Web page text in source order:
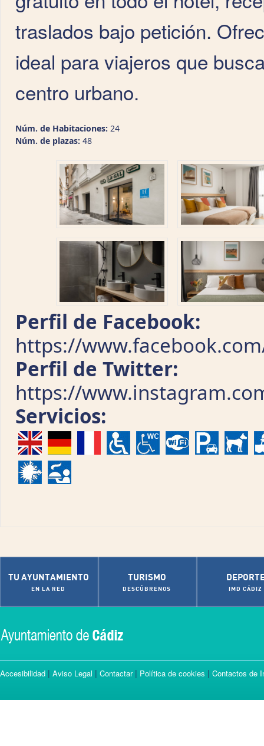
traslados bajo petición.
ideal para viajeros que
centro urbano.
Núm. de Habitaciones: 24
Núm. de plazas: 48
Perfil de Facebook:
https://
Perfil de Twitter:
https://
Servicios:
TU AYUNTAMIENTO
EN LA RED
TURISMO
DESCÚBRENOS IMD CÁDIZ
Accesibilidad | Aviso Legal | Contactar| Política de cookies | Contactos de